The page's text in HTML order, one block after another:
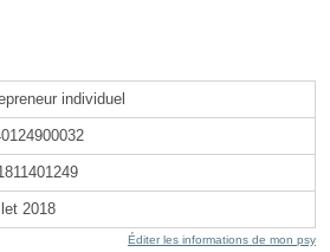
individuel
2018
Éditer les informations de mon psy